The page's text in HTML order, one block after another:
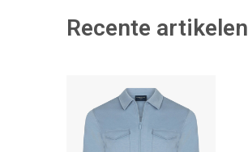
Recente artikelen